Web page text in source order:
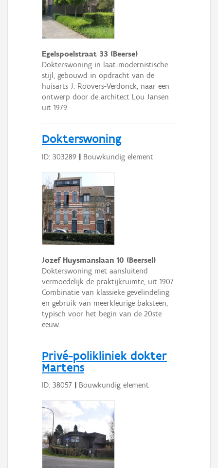
Egelspoelstraat 33 (Beerse)
Dokterswoning in laat-modernistische
stijl, gebouwd in opdracht van de
huisarts J. Roovers-Verdonck, naar een
ontwerp door de architect Lou Jansen
uit 1979.
Dokterswoning
ID: 303289 | Bouwkundig element
Jozef Huysmanslaan 10 (Beersel)
Dokterswoning met aansluitend
vermoedelijk de praktijkruimte, uit 1907.
Combinatie van klassieke gevelindeling
en gebruik van meerkleurige baksteen,
typisch voor het begin van de 20ste
eeuw.
Privé-polikliniek dokter
Martens
ID: 38057 | Bouwkundig element